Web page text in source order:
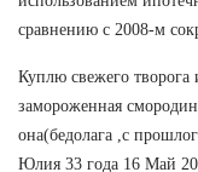
сравнению с 2008-м
Куплю свежего
замороженная
она(бедолага ,с
Юлия 33 года 16 Май